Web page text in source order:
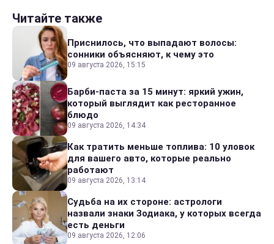
Читайте также
Приснилось, что выпадают волосы:
сонники объясняют, к чему это
09 августа 2026, 15:15
Барби-паста за 15 минут: яркий ужин,
который выглядит как ресторанное
блюдо
09 августа 2026, 14:34
Как тратить меньше топлива: 10 уловок
для вашего авто, которые реально
работают
09 августа 2026, 13:14
Судьба на их стороне: астрологи
назвали знаки Зодиака, у которых всегда
есть деньги
09 августа 2026, 12:06